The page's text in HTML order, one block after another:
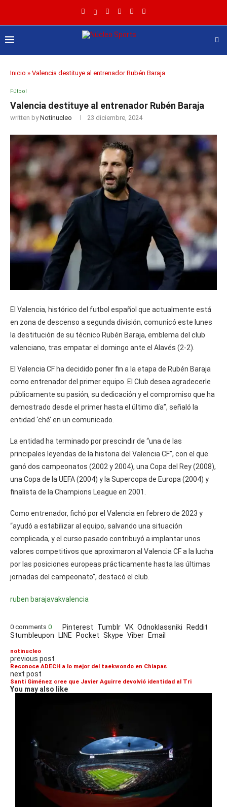
Inicio » Valencia destituye al entrenador Rubén Baraja
Fútbol
Valencia destituye al entrenador Rubén Baraja
written byNotinucleo 23 diciembre, 2024
El Valencia, histórico del futbol español que actualmente está
en zona de descenso a segunda división, comunicó este lunes
la destitución de su técnico Rubén Baraja, emblema del club
valenciano, tras empatar el domingo ante el Alavés (2-2).
El Valencia CF ha decidido poner fin a la etapa de Rubén Baraja
como entrenador del primer equipo. El Club desea agradecerle
públicamente su pasión, su dedicación y el compromiso que ha
demostrado desde el primer hasta el último día”, señaló la
entidad ‘ché’ en un comunicado.
La entidad ha terminado por prescindir de “una de las
principales leyendas de la historia del Valencia CF”, con el que
ganó dos campeonatos (2002 y 2004), una Copa del Rey (2008),
una Copa de la UEFA (2004) y la Supercopa de Europa (2004) y
finalista de la Champions League en 2001.
Como entrenador, fichó por el Valencia en febrero de 2023 y
“ayudó a estabilizar al equipo, salvando una situación
complicada, y el curso pasado contribuyó a implantar unos
valores competitivos que aproximaron al Valencia CF a la lucha
por las posiciones europeas prácticamente hasta las últimas
jornadas del campeonato”, destacó el club.
ruben barajavakvalencia
0 comments 0 Pinterest Tumblr VK Odnoklassniki
Reddit
Stumbleupon
LINE Pocket Skype Viber Email
notinucleo
previous post
Reconoce ADECH a lo mejor del taekwondo en Chiapas
next post
Santi Giménez cree que Javier Aguirre devolvió identidad al Tri
You may also like